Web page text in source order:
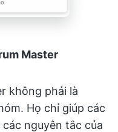
Master
không phải là
Họ chỉ giúp các
nguyên tắc của